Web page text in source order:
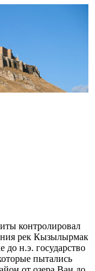
контролировал
рек Кызылырмак
н.э. государство
пытались